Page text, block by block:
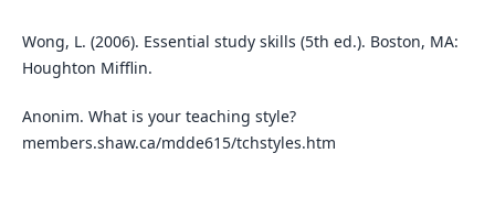
Wong, L. (2006). Essential study skills (5th ed.). Boston, MA:
Houghton Mifflin.
Anonim. What is your teaching style?
members.shaw.ca/mdde615/tchstyles.htm